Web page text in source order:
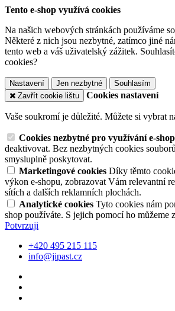
Tento e-shop využívá cookies
Na našich webových stránkách používáme
Některé z nich jsou nezbytné, zatímco jiné
tento web a váš uživatelský zážitek.
cookies?
Nastavení Jen nezbytné
Souhlasím
Zavřít cookie lištu
Cookies nastavení
Vaše soukromí je důležité. Můžete si vybrat
Cookies nezbytné pro využívání e-
deaktivovat. Bez nezbytných cookies
smysluplně poskytovat.
Marketingové cookies Díky těmto
výkon e-shopu, zobrazovat Vám relevantní
sítích a dalších reklamních plochách.
Analytické cookies Tyto cookies nám
shop používáte. S jejich pomocí ho můžeme
Potvrzuji
+420 495 215 115
info@jipast.cz